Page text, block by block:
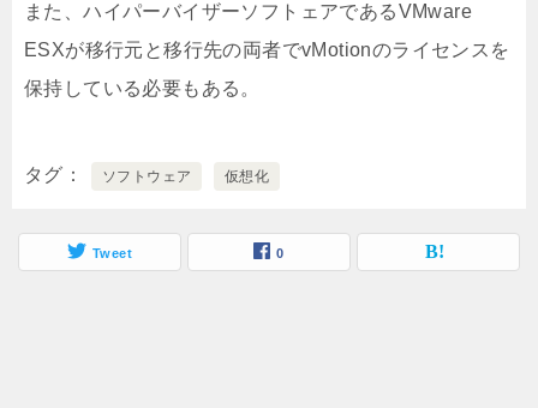
また、ハイパーバイザーソフトェアであるVMware
ESXが移行元と移行先の両者でvMotionのライセンスを
保持している必要もある。
タグ ソフトウェア 仮想化
Tweet 0